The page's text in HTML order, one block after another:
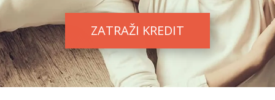
ZATRAŽI KREDIT